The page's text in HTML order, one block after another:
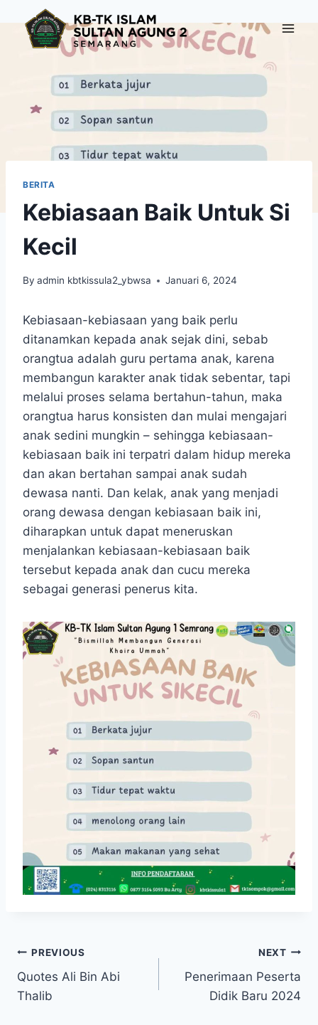
content
BERITA
Kebiasaan Baik Untuk Si
Kecil
By admin kbtkissula2_ybwsa Januari 6, 2024
Kebiasaan-kebiasaan yang baik perlu
ditanamkan kepada anak sejak dini, sebab
orangtua adalah guru pertama anak, karena
membangun karakter anak tidak sebentar, tapi
melalui proses selama bertahun-tahun, maka
orangtua harus konsisten dan mulai mengajari
anak sedini mungkin – sehingga kebiasaan-
kebiasaan baik ini terpatri dalam hidup mereka
dan akan bertahan sampai anak sudah
dewasa nanti. Dan kelak, anak yang menjadi
orang dewasa dengan kebiasaan baik ini,
diharapkan untuk dapat meneruskan
menjalankan kebiasaan-kebiasaan baik
tersebut kepada anak dan cucu mereka
sebagai generasi penerus kita.
Navigasi
pos
PREVIOUS
Quotes Ali Bin Abi
Thalib
NEXT
Penerimaan Peserta
Didik Baru 2024